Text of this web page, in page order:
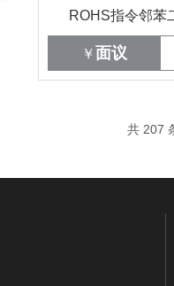
ROHS指令邻苯
￥ 面议
共 207